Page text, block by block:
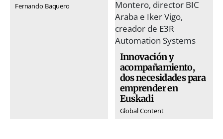
Fernando Baquero
Innovación y
acompañamiento,
dos necesidades para
emprender en
Euskadi
Global Content